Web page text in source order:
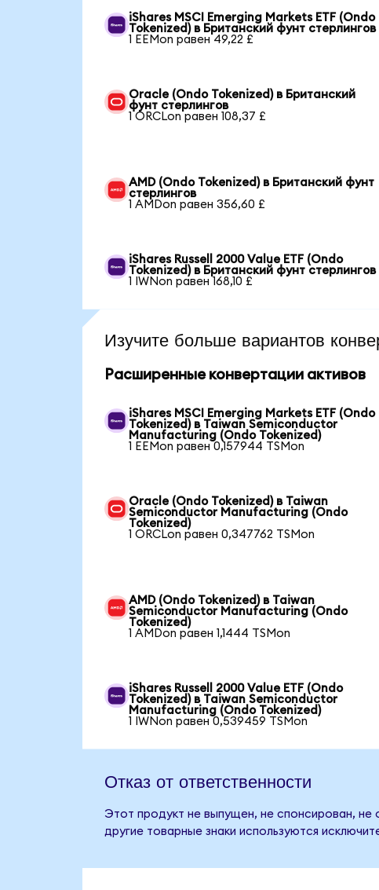
iShares MSCI Emerging Markets ETF (Ondo
Tokenized) в Британский фунт стерлингов
1 EEMon равен 49,22 £
Oracle (Ondo Tokenized) в Британский
фунт стерлингов
1 ORCLon равен 108,37 £
AMD (Ondo Tokenized) в Британский фунт
стерлингов
1 AMDon равен 356,60 £
iShares Russell 2000 Value ETF (Ondo
Tokenized) в Британский фунт стерлингов
1 IWNon равен 168,10 £
Изучите больше вариантов
Расширенные конвертации активов
iShares MSCI Emerging Markets ETF (Ondo
Tokenized) в Taiwan Semiconductor
Manufacturing (Ondo Tokenized)
1 EEMon равен 0,157944 TSMon
Oracle (Ondo Tokenized) в Taiwan
Semiconductor Manufacturing (Ondo
Tokenized)
1 ORCLon равен 0,347762 TSMon
AMD (Ondo Tokenized) в Taiwan
Semiconductor Manufacturing (Ondo
Tokenized)
1 AMDon равен 1,1444 TSMon
iShares Russell 2000 Value ETF (Ondo
Tokenized) в Taiwan Semiconductor
Manufacturing (Ondo Tokenized)
1 IWNon равен 0,539459 TSMon
Отказ от ответственности
Этот продукт не выпущен, не спонсирован,
другие товарные знаки используются